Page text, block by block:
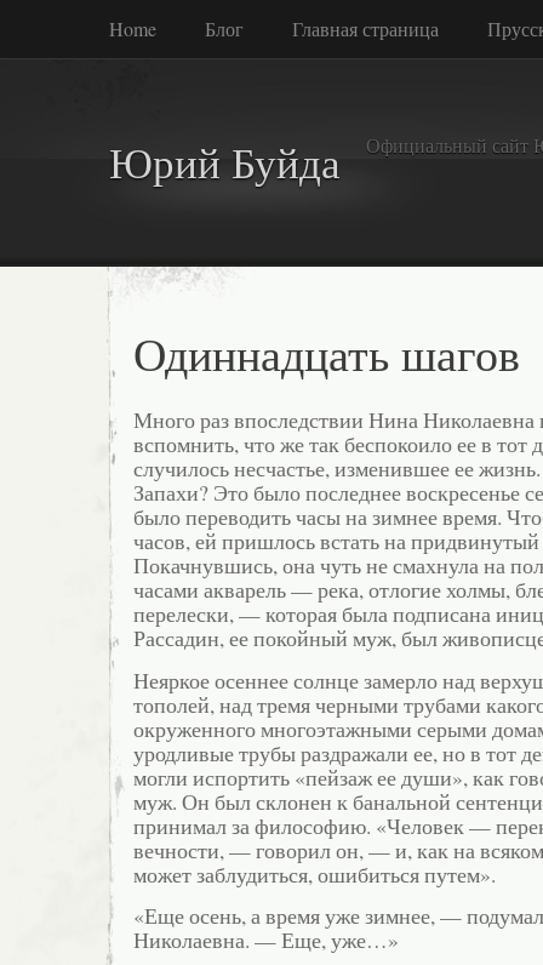
Home Блог Главная страница
Юрий Буйда Официальный сайт
Одиннадцать шагов
Много раз впоследствии Нина Николаевна
вспомнить, что же так беспокоило ее в тот
случилось несчастье, изменившее ее
Запахи? Это было последнее воскресенье
было переводить часы на зимнее время.
часов, ей пришлось встать на придвинутый
Покачнувшись, она чуть не смахнула на
часами акварель — река, отлогие холмы,
перелески, — которая была подписана
Рассадин, ее покойный муж, был
Неяркое осеннее солнце замерло над
тополей, над тремя черными трубами
окруженного многоэтажными серыми
уродливые трубы раздражали ее, но в тот
могли испортить «пейзаж ее души», как
муж. Он был склонен к банальной
принимал за философию. «Человек —
вечности, — говорил он, — и, как на
может заблудиться, ошибиться путем».
«Еще осень, а время уже зимнее, —
Николаевна. — Еще, уже…»